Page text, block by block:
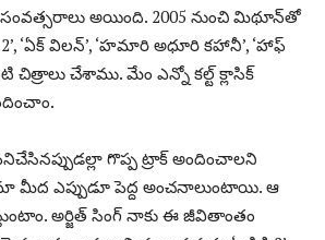
సంవత్సరాలు అయింది. 2005 నుంచి మిథూన్‌తో
2’, ‘ఏక్ విలన్’, ‘హమారి అధూరి కహానీ’, ‘హాఫ్
చిత్రాలు చేశాము. మేం ఎన్నో కల్ట్ క్లాసిక్
గొప్ప ట్రాక్ అందించాలని
మా మీద ఎప్పుడూ పెద్ద అంచనాలుంటాయి. ఆ
అర్జిత్ సింగ్ నాకు ఈ జీవితాంతం